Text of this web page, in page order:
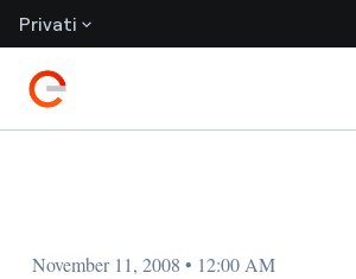
Privati
November 11, 2008 • 12:00 AM